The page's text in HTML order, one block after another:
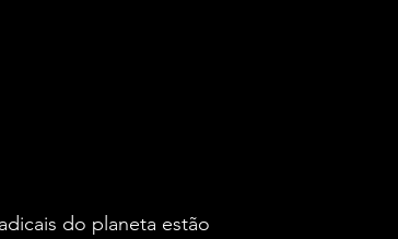
do planeta estão